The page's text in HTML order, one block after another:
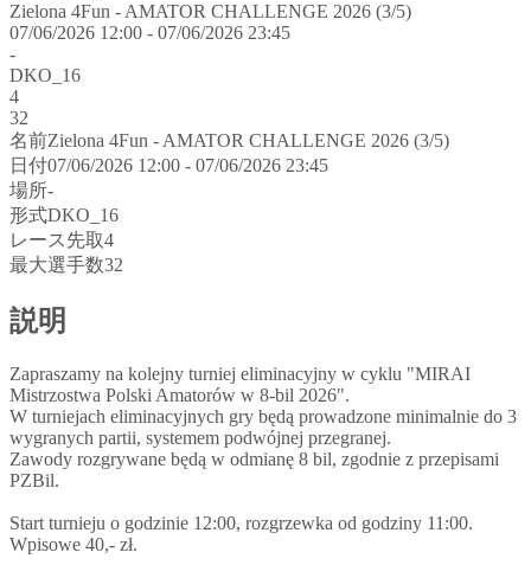
Zielona 4Fun - AMATOR CHALLENGE 2026 (3/5)
07/06/2026 12:00 - 07/06/2026 23:45
-
DKO_16
4
32
名前Zielona 4Fun - AMATOR CHALLENGE 2026 (3/5)
日付07/06/2026 12:00 - 07/06/2026 23:45
場所-
形式DKO_16
レース先取4
最大選手数32
説明
Zapraszamy na kolejny turniej eliminacyjny w cyklu "MIRAI
Mistrzostwa Polski Amatorów w 8-bil 2026".
W turniejach eliminacyjnych gry będą prowadzone minimalnie do 3
wygranych partii, systemem podwójnej przegranej.
Zawody rozgrywane będą w odmianę 8 bil, zgodnie z przepisami
PZBil.
Start turnieju o godzinie 12:00, rozgrzewka od godziny 11:00.
Wpisowe 40,- zł.